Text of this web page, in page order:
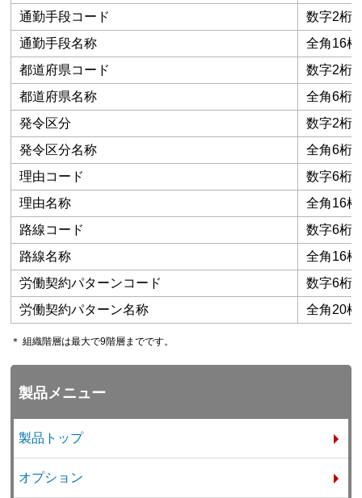
通勤手段コード
数字2桁
通勤手段名称
全角16
都道府県コード
数字2桁
都道府県名称
全角6桁
発令区分
数字2桁
発令区分名称
全角6桁
理由コード
数字6桁
理由名称
全角16
路線コード
数字6桁
路線名称
全角16
労働契約パターンコード
数字6桁
労働契約パターン名称
全角20
＊ 組織階層は最大で9階層までです。
製品メニュー
製品トップ
オプション